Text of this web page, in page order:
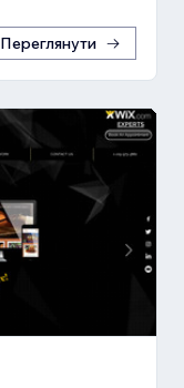
Переглянути